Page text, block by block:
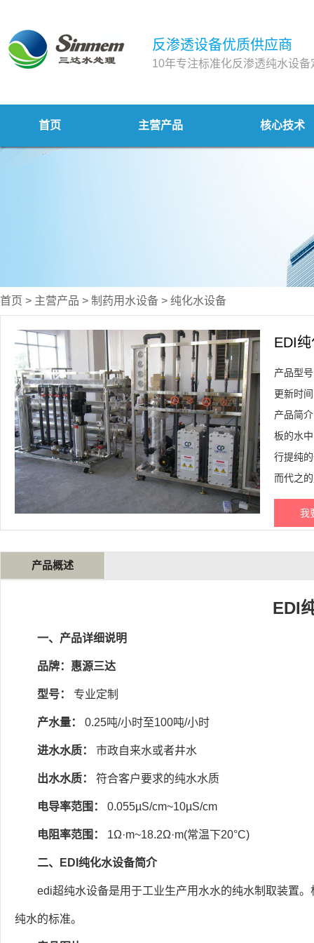
反渗透设备优质供应商
10年专注标准化反渗透纯水设备
首页 主营产品 核心技术
首页 > 主营产品 > 制药用水设备 > 纯化水设备
EDI
产品型
更新时
产品简
板的水
行提纯
而代之
我
产品概述
EDI
一、产品详细说明
品牌：惠源三达
型号： 专业定制
产水量： 0.25吨/小时至100吨/小时
进水水质： 市政自来水或者井水
出水水质： 符合客户要求的纯水水质
电导率范围： 0.055µS/cm~10µS/cm
电阻率范围： 1Ω·m~18.2Ω·m(常温下20°C)
二、EDI纯化水设备简介
edi超纯水设备是用于工业生产用水水的纯水制取装置
纯水的标准。